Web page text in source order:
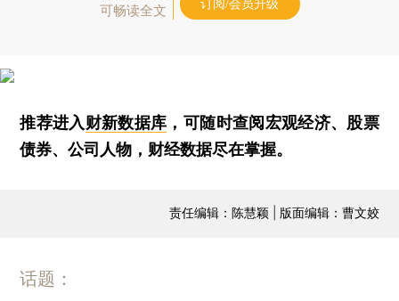
可畅读全文
订阅/会员升级
推荐进入财新数据库 ，可随时查阅宏观经济、股票
债券、公司人物，财经数据尽在掌握。
责任编辑：陈慧颖 | 版面编辑：曹文姣
话题：